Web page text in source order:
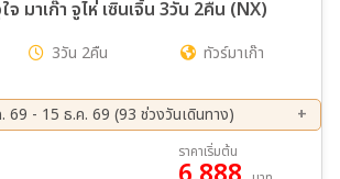
69
28 ต.ค. 69 - 30 ต.ค. 69
01 พ.ย. 69 - 03 พ.ย. 69
69
05 พ.ย. 69 - 07 พ.ย. 69
69
07 พ.ย. 69 - 09 พ.ย. 69
09 พ.ย. 69 - 11 พ.ย. 69
จ มาเก๊า จูไห่ เซินเจิ้น 3วัน 2คืน (NX)
3วัน 2คืน ทัวร์มาเก๊า
69 - 15 ธ.ค. 69 (93 ช่วงวันเดินทาง)
08 ส.ค. 69 - 10 ส.ค. 69
12 ส.ค. 69 - 14 ส.ค. 69
ราคาเริ่มต้น